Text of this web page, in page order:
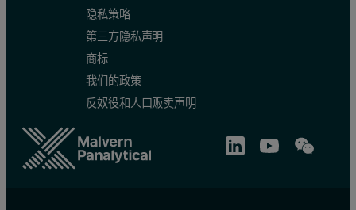
隐私策略
第三方隐私声明
商标
我们的政策
反奴役和人口贩卖声明